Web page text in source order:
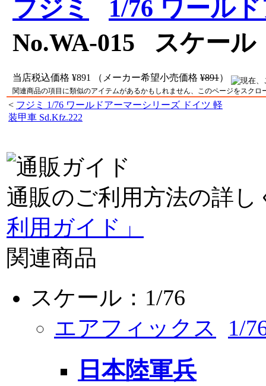
フジミ
1/76 ワール
No.WA-015 スケール
当店税込価格 ¥891 （メーカー希望小売価格 ¥891）
関連商品の項目に類似のアイテムがあるかもしれません、このページをスクロ
< フジミ 1/76 ワールドアーマーシリーズ ドイツ 軽
装甲車 Sd.Kfz.222
通販のご利用方法の詳し
利用ガイド」
関連商品
スケール：1/76
エアフィックス
1/
日本陸軍兵